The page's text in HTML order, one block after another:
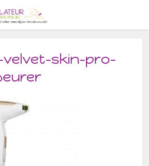
velvet-skin-pro-